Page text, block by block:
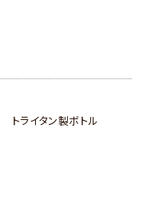
トライタン製ボトル